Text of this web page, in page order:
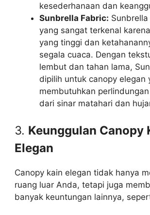
kesederhanaan dan
Sunbrella Fabric:
yang sangat terkenal
yang tinggi dan
segala cuaca. Dengan
lembut dan tahan lama,
dipilih untuk canopy elegan
membutuhkan
dari sinar matahari dan
3. Keunggulan Canopy
Elegan
Canopy kain elegan tidak hanya
ruang luar Anda, tetapi juga
banyak keuntungan lainnya,